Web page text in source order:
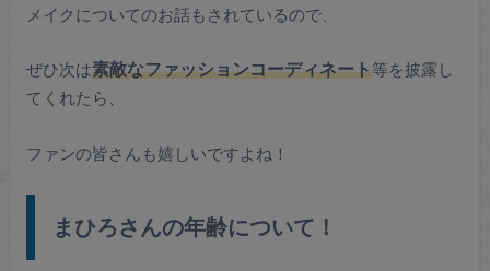
メイクについてのお話もされているので、
ぜひ次は素敵なファッションコーディネート等を披露し
てくれたら、
ファンの皆さんも嬉しいですよね！
まひろさんの年齢について！